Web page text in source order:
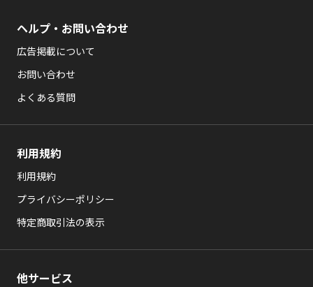
ヘルプ・お問い合わせ
広告掲載について
お問い合わせ
よくある質問
利用規約
利用規約
プライバシーポリシー
特定商取引法の表示
他サービス